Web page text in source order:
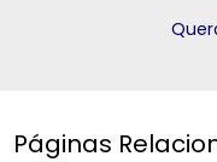
Páginas